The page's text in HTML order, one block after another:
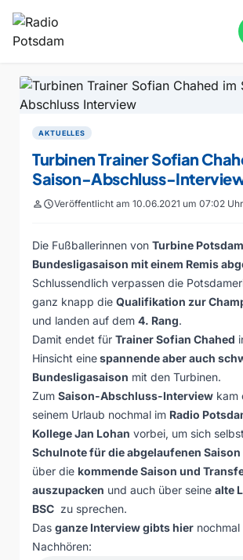
AKTUELLES
Turbinen Trainer Sofian
Saison-Abschluss-
personscheduleVeröffentlicht am 10.06.2021 um 07:02 Uhr
Die Fußballerinnen von Turbine Potsdam
Bundesligasaison mit einem Remis
Schlussendlich verpassen die
ganz knapp die Qualifikation zur
und landen auf dem 4. Rang.
Damit endet für Trainer Sofian Chahed
Hinsicht einespannende aber auch
Bundesligasaison mit den Turbinen.
Zum Saison-Abschluss-Interview kam
seinem Urlaub nochmal im Radio
Kollege Jan Lohan vorbei, um sich
Schulnote für die abgelaufenen Saison
über die kommende Saison und
auszupacken und auch über seine alte
BSC zu sprechen.
Das ganze Interview gibts hier nochmal
Nachhören: